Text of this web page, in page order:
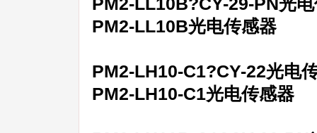
PM2-LL10B光电传感器
PM2-LH10-C1?CY-22光电
PM2-LH10-C1光电传感器